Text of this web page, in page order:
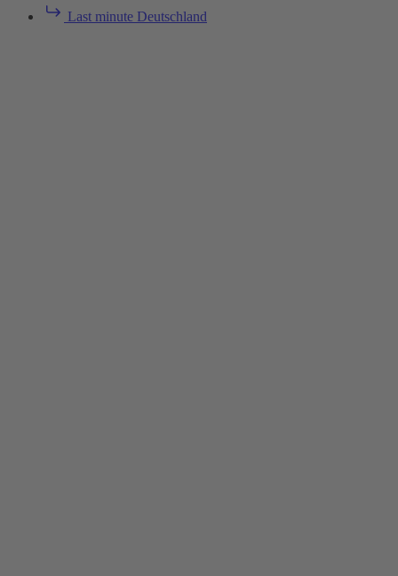
Last minute Deutschland